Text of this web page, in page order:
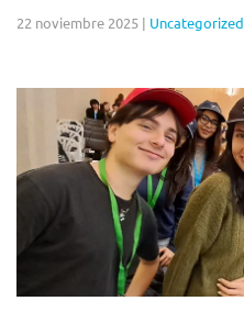
22 noviembre 2025 | Uncategorized